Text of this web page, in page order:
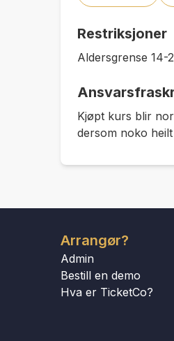
Restriksjoner
Aldersgrense 14-
Kjøpt kurs blir
dersom noko
Arrangør?
Admin
Bestill en demo
Hva er TicketCo?